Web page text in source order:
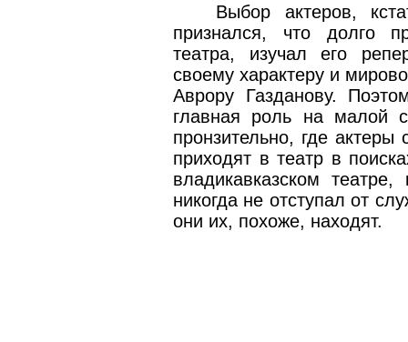
Выбор актеров,
признался, что долго
театра, изучал его
своему характеру и
Аврору Газданову.
главная роль на малой
пронзительно, где актеры
приходят в театр в
владикавказском
никогда не отступал от
они их, похоже, находят.